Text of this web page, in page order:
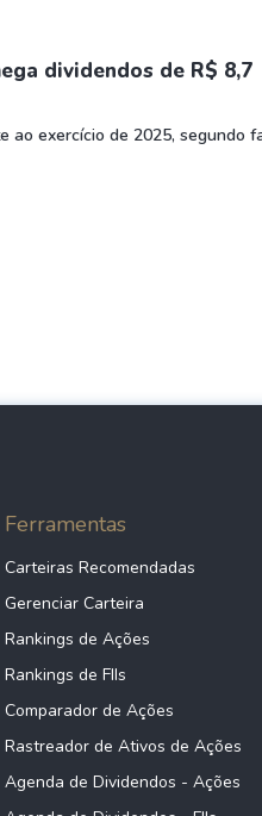
dividendos de R$ 8,7
ao exercício de 2025, segundo
Ferramentas
Carteiras Recomendadas
Gerenciar Carteira
Rankings de Ações
Rankings de FIIs
Comparador de Ações
Rastreador de Ativos de Ações
Agenda de Dividendos - Ações